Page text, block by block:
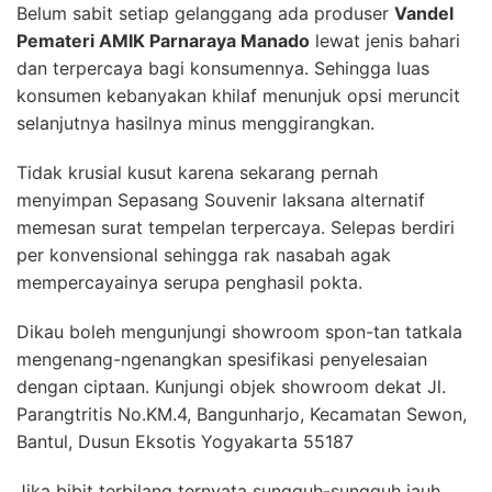
Belum sabit setiap gelanggang ada produser Vandel
Pemateri AMIK Parnaraya Manado lewat jenis bahari
dan terpercaya bagi konsumennya. Sehingga luas
konsumen kebanyakan khilaf menunjuk opsi meruncit
selanjutnya hasilnya minus menggirangkan.
Tidak krusial kusut karena sekarang pernah
menyimpan Sepasang Souvenir laksana alternatif
memesan surat tempelan terpercaya. Selepas berdiri
per konvensional sehingga rak nasabah agak
mempercayainya serupa penghasil pokta.
Dikau boleh mengunjungi showroom spon-tan tatkala
mengenang-ngenangkan spesifikasi penyelesaian
dengan ciptaan. Kunjungi objek showroom dekat Jl.
Parangtritis No.KM.4, Bangunharjo, Kecamatan Sewon,
Bantul, Dusun Eksotis Yogyakarta 55187